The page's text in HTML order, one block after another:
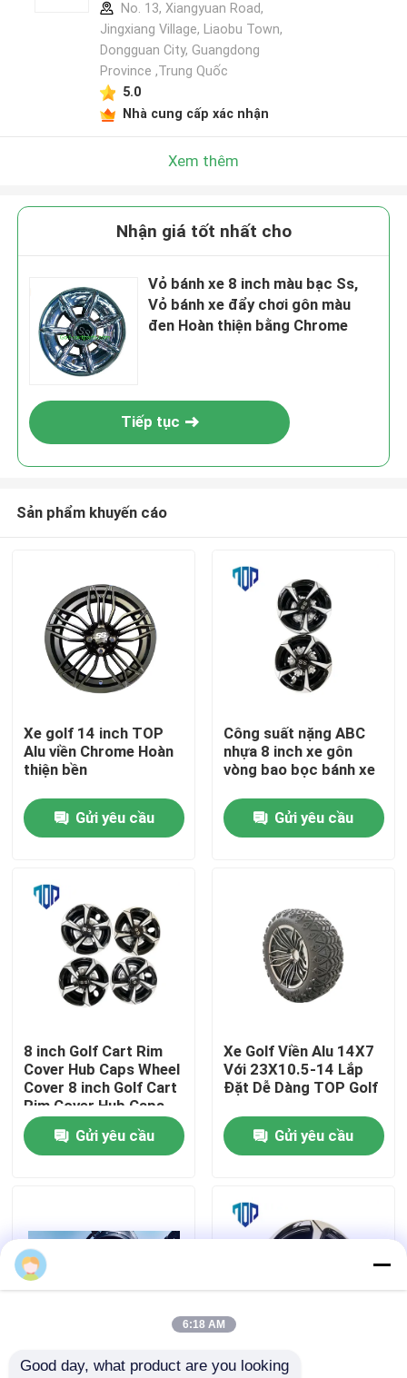
Các sản phẩm
Về chúng tôi
Kiểm soát chất lượng
Liên hệ chúng tôi
Gương bên xe gôn
Bảng điều khiển xe gôn
No. 13, Xiangyuan Road,
Jingxiang Village, Liaobu Town,
Dongguan City, Guangdong
Province ,Trung Quốc
5.0
Nhà cung cấp xác nhận
Xem thêm
Nhận giá tốt nhất cho
Vỏ bánh xe 8 inch màu bạc Ss,
Vỏ bánh xe đẩy chơi gôn màu
đen Hoàn thiện bằng Chrome
Tiếp tục
Sản phẩm khuyến cáo
Xe golf 14 inch TOP
Alu viền Chrome Hoàn
thiện bền
Gửi yêu cầu
Công suất nặng ABC
nhựa 8 inch xe gôn
vòng bao bọc bánh xe
Gửi yêu cầu
8 inch Golf Cart Rim
Cover Hub Caps Wheel
Cover 8 inch Golf Cart
Rim Cover Hub Caps
Wheel Cover
Gửi yêu cầu
Xe Golf Viền Alu 14X7
Với 23X10.5-14 Lắp
Đặt Dễ Dàng TOP Golf
Gửi yêu cầu
Lốp xe vành nhôm 14 8 Inch Golf Cart bánh
6:18 AM
Good day, what product are you looking